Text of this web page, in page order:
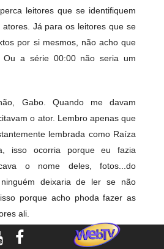
leitores que se identifiquem
Já para os leitores que se
por si mesmos, não acho que
Ou a série 00:00 não seria um
Gabo. Quando me davam
o ator. Lembro apenas que
lembrada como Raíza
isso ocorria porque eu fazia
o nome deles, fotos...do
deixaria de ler se não
porque acho phoda fazer as
ali.
a Zih falou me lembra os